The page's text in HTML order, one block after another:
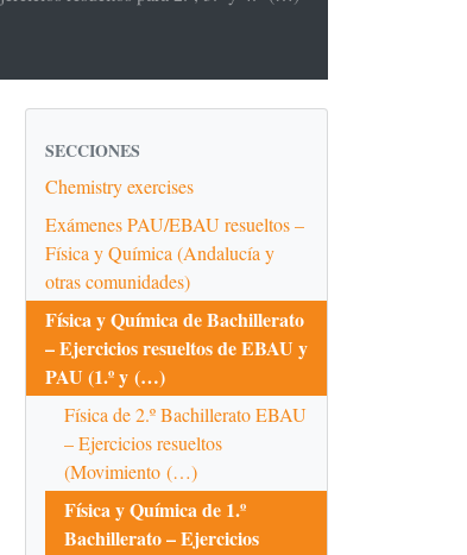
SECCIONES
Chemistry exercises
Exámenes PAU/EBAU resueltos –
Física y Química (Andalucía y
otras comunidades)
Física y Química de Bachillerato
– Ejercicios resueltos de EBAU y
PAU (1.º y (…)
Física de 2.º Bachillerato EBAU
– Ejercicios resueltos
(Movimiento (…)
Física y Química de 1.º
Bachillerato – Ejercicios